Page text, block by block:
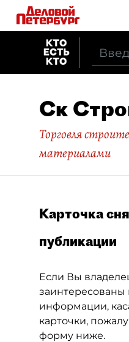
Ск
Торговля
материалами
Карточка
публикации
Если Вы
заинтересованы
информации,
карточки,
форму ниже.